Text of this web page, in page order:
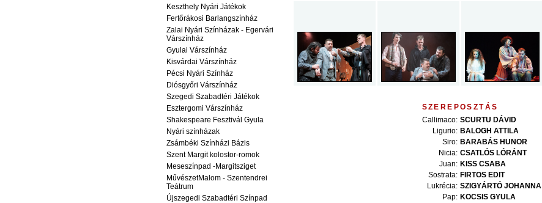
Keszthely Nyári Játékok
Fertőrákosi Barlangszínház
Zalai Nyári Színházak - Egervári
Várszínház
Gyulai Várszínház
Kisvárdai Várszínház
Pécsi Nyári Színház
Diósgyőri Várszínház
Szegedi Szabadtéri Játékok
Esztergomi Várszínház
Shakespeare Fesztivál Gyula
Nyári színházak
Zsámbéki Színházi Bázis
Szent Margit kolostor-romok
Meseszínpad -Margitsziget
MűvészetMalom - Szentendrei
Teátrum
Újszegedi Szabadtéri Színpad
SZEREPOSZTÁS
Callimaco: SCURTU DÁVID
Ligurio: BALOGH ATTILA
Siro: BARABÁS HUNOR
Nicia: CSATLÓS LÓRÁNT
Juan: KISS CSABA
Sostrata: FIRTOS EDIT
Lukrécia: SZIGYÁRTÓ JOHANNA
Pap: KOCSIS GYULA